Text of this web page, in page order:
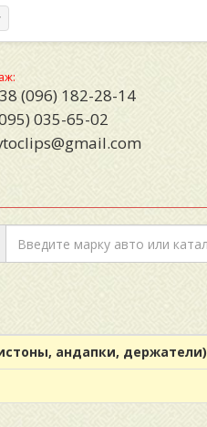
(096) 182-28-14
035-65-02
андапки, держатели)